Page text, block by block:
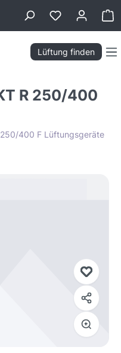
Lüftung finden
R 250/400
250/400 F Lüftungsgeräte